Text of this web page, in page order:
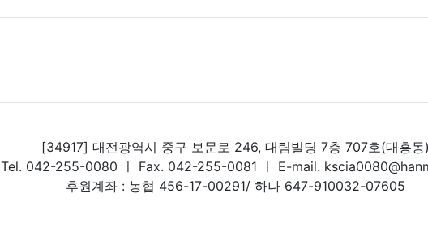
[34917] 대전광역시 중구 보문로 246, 대림빌딩 7층 707호(대흥동
Tel. 042-255-0080 ㅣ Fax. 042-255-0081 ㅣ E-mail.
후원계좌 : 농협 456-17-00291/ 하나 647-910032-07605